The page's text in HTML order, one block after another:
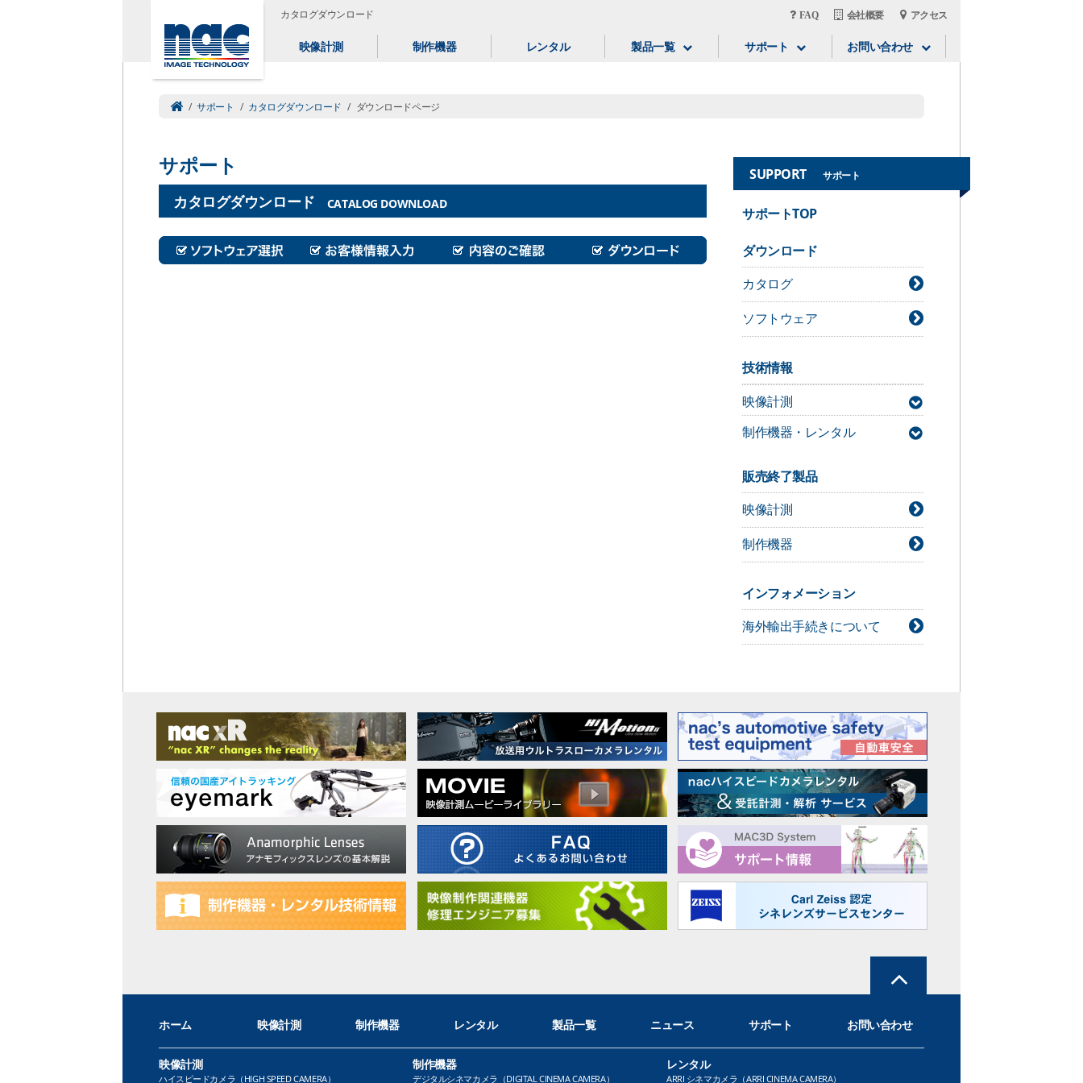
カタログダウンロード FAQ 会社概要 アクセス
映像計測 制作機器 レンタル 製品一覧 サポート お問い合わせ
SUPPORT サポート
/ サポート / カタログダウンロード / ダウンロードページ
サポート
カタログダウンロード CATALOG DOWNLOAD
サポートTOP
ダウンロード
カタログ
ソフトウェア
技術情報
映像計測
MAC3D Systemサポート情報
制作機器・レンタル
ライト技術情報
シネレンズ技術情報
カメラアクセサリー技術情報
販売終了製品
映像計測
制作機器
インフォメーション
海外輸出手続きについて
ホーム 映像計測 制作機器 レンタル 製品一覧 ニュース サポート お問い合わせ
映像計測
ハイスピードカメラ（HIGH SPEED CAMERA）
制作機器
デジタルシネマカメラ（DIGITAL CINEMA CAMERA）
レンタル
ARRI シネマカメラ（ARRI CINEMA CAMERA）